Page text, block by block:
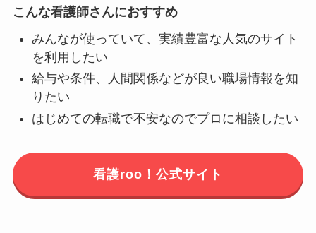
こんな看護師さんにおすすめ
みんなが使っていて、実績豊富な人気のサイト
を利用したい
給与や条件、人間関係などが良い職場情報を知
りたい
はじめての転職で不安なのでプロに相談したい
看護roo！公式サイト